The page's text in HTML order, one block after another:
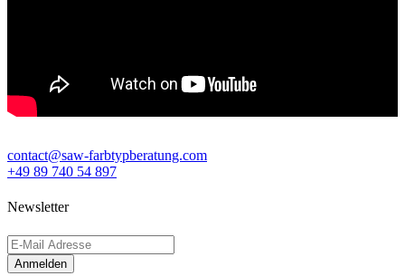
contact@saw-farbtypberatung.com
+49 89 740 54 897
Newsletter